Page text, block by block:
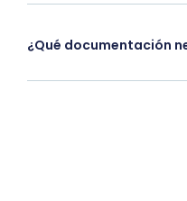
¿Qué documentación